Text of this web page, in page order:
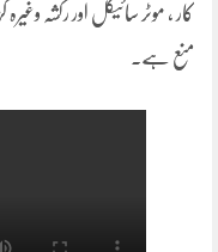
کار ، موٹر سائیکل اور رکشہ
منع ہے۔